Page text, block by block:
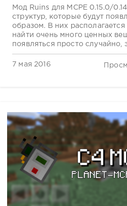
Мод Ruins для MCPE 0.15.0/
структур, которые будут
образом. В них
найти очень много ценных
появляться просто случайно,
7 мая 2016